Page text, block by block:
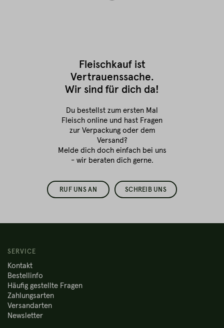
Fleischkauf ist
Vertrauenssache.
Wir sind für dich da!
Du bestellst zum ersten Mal
Fleisch online und hast Fragen
zur Verpackung oder dem
Versand?
Melde dich doch einfach bei uns
- wir beraten dich gerne.
RUF UNS AN SCHREIB UNS
SERVICE
Kontakt
Bestellinfo
Häufig gestellte Fragen
Zahlungsarten
Versandarten
Newsletter